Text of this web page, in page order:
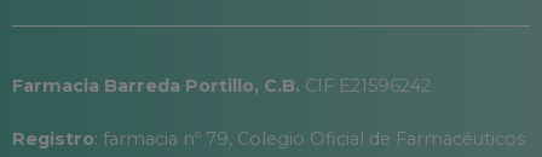
Farmacia Barreda Portillo, C.B. CIF E21596242
Registro: farmacia nº 79, Colegio Oficial de Farmacéuticos